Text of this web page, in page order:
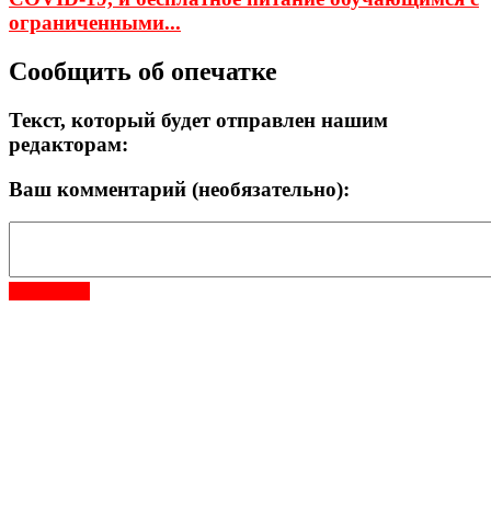
ограниченными...
Сообщить об опечатке
Текст, который будет отправлен нашим
редакторам:
Ваш комментарий (необязательно):